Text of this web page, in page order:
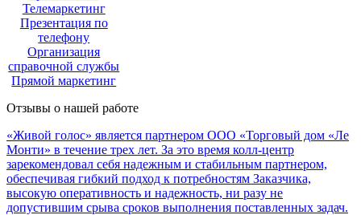
Телемаркетинг
Презентация по
телефону
Организация
справочной службы
Прямой маркетинг
Отзывы о нашей работе
«Живой голос» является партнером ООО «Торговый дом «Ле
Монти» в течение трех лет. За это время колл-центр
зарекомендовал себя надежным и стабильным партнером,
обеспечивая гибкий подход к потребностям Заказчика,
высокую оперативность и надежность, ни разу не
допустившим срыва сроков выполнения поставленных задач.